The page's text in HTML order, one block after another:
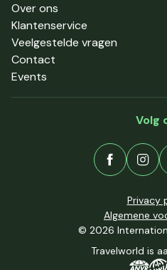
Over ons
Klantenservice
Veelgestelde vragen
Contact
Events
Volg
© 2026
Privacy
Algemene
Travelworld is